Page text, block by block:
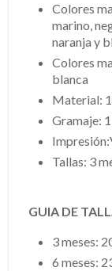
Colores
marino,
naranja y
Colores
blanca
Material:
Gramaje:
Tallas: 3
GUIA DE
3 meses:
6 meses: